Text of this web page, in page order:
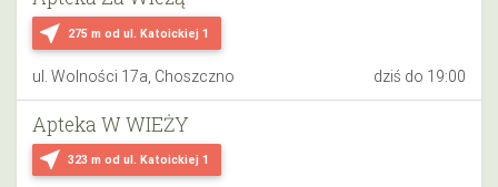
near_me 275 m od ul. Katoickiej 1
ul. Wolności 17a, Choszczno dziś do 19:00
near_me 323 m od ul. Katoickiej 1
Apteka W WIEŻY